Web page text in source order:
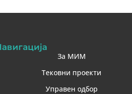
За МИМ
Тековни проекти
Управен одбор